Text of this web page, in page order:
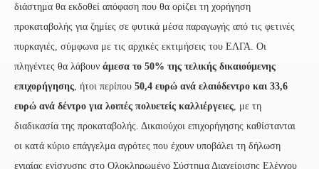
διάστημα θα εκδοθεί απόφαση που θα ορίζει τη χορήγηση
προκαταβολής για ζημίες σε φυτικά μέσα παραγωγής από τις φετινές
πυρκαγιές, σύμφωνα με τις αρχικές εκτιμήσεις του ΕΛΓΑ. Οι
πληγέντες θα λάβουν άμεσα το 50% της τελικής δικαιούμενης
επιχορήγησης , ήτοι περίπου 50,4 ευρώ ανά ελαιόδεντρο και 33,6
ευρώ ανά δέντρο για λοιπές πολυετείς καλλιέργειες , με τη
διαδικασία της προκαταβολής. Δικαιούχοι επιχορήγησης καθίστανται
οι κατά κύριο επάγγελμα αγρότες που έχουν υποβάλει τη δήλωση
ενιαίας ενίσχυσης στο Ολοκληρωμένο Σύστημα Διαχείρισης Ελέγχου